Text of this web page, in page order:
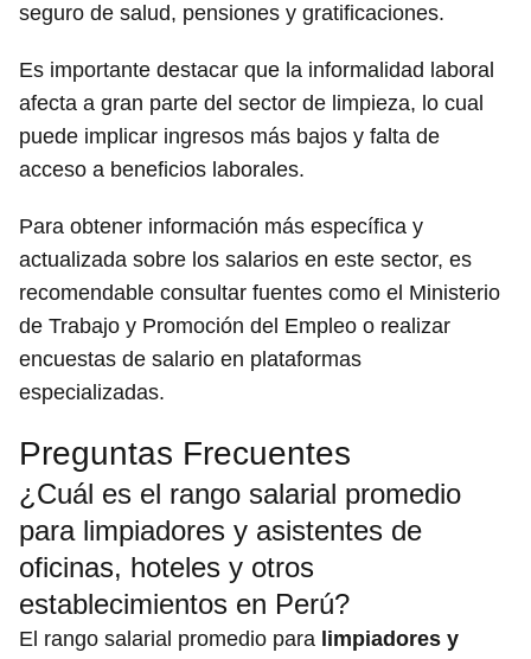
seguro de salud, pensiones y gratificaciones.
Es importante destacar que la informalidad laboral
afecta a gran parte del sector de limpieza, lo cual
puede implicar ingresos más bajos y falta de
acceso a beneficios laborales.
Para obtener información más específica y
actualizada sobre los salarios en este sector, es
recomendable consultar fuentes como el Ministerio
de Trabajo y Promoción del Empleo o realizar
encuestas de salario en plataformas
especializadas.
Preguntas Frecuentes
¿Cuál es el rango salarial promedio
para limpiadores y asistentes de
oficinas, hoteles y otros
establecimientos en Perú?
El rango salarial promedio para limpiadores y